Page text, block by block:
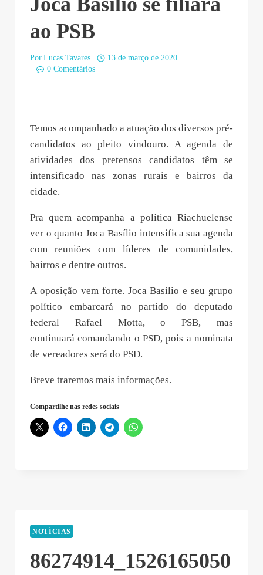
ao PSB
Por Lucas Tavares
13 de março de 2020
0 Comentários
Temos acompanhado a atuação dos diversos pré-
candidatos ao pleito vindouro. A agenda de
atividades dos pretensos candidatos têm se
intensificado nas zonas rurais e bairros da
cidade.
Pra quem acompanha a política Riachuelense
ver o quanto Joca Basílio intensifica sua agenda
com reuniões com líderes de comunidades,
bairros e dentre outros.
A oposição vem forte. Joca Basílio e seu grupo
político embarcará no partido do deputado
federal Rafael Motta, o PSB, mas
continuará comandando o PSD, pois a nominata
de vereadores será do PSD.
Breve traremos mais informações.
Compartilhe nas redes sociais
NOTÍCIAS
86274914_1526165050